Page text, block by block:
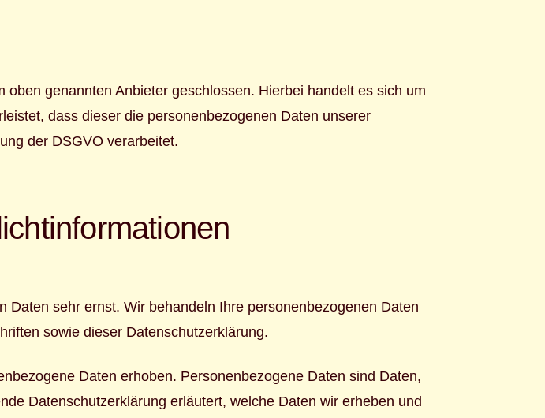
genannten Anbieter geschlossen. Hierbei handelt es sich um
dass dieser die personenbezogenen Daten unserer
der DSGVO verarbeitet.
sehr ernst. Wir behandeln Ihre personenbezogenen Daten
sowie dieser Datenschutzerklärung.
Daten erhoben. Personenbezogene Daten sind Daten,
Datenschutzerklärung erläutert, welche Daten wir erheben und